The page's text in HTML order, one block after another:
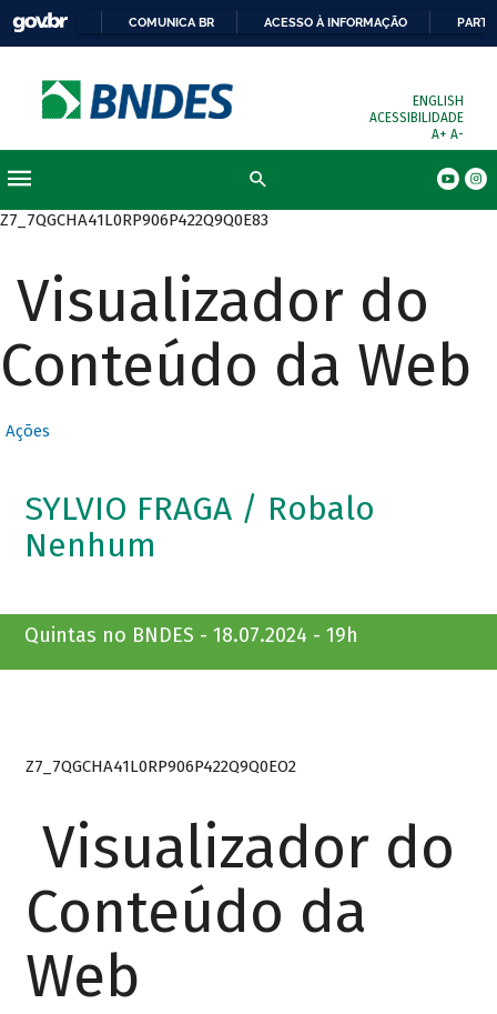
COMUNICA BR ACESSO À INFORMAÇÃO
ENGLISH
ACESSIBILIDADE
A+ A-
Z7_7QGCHA41L0RP906P422Q9Q0E83
Visualizador do
Conteúdo da Web
Ações
SYLVIO FRAGA / Robalo
Nenhum
Quintas no BNDES - 18.07.2024 - 19h
Z7_7QGCHA41L0RP906P422Q9Q0EO2
Visualizador do
Conteúdo da
Web